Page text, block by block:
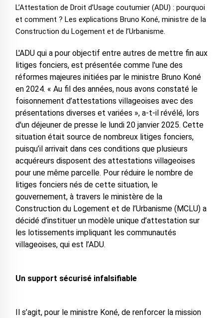
L’Attestation de Droit d’Usage coutumier (ADU) : pourquoi
et comment ? Les explications Bruno Koné, ministre de la
Construction du Logement et de l’Urbanisme.
L'ADU qui a pour objectif entre autres de mettre fin aux
litiges fonciers, est présentée comme l'une des
réformes majeures initiées par le ministre Bruno Koné
en 2024. « Au fil des années, nous avons constaté le
foisonnement d’attestations villageoises avec des
présentations diverses et variées », a-t-il révélé, lors
d'un déjeuner de presse le lundi 20 janvier 2025. Cette
situation était source de nombreux litiges fonciers,
puisqu’il arrivait dans ces conditions que plusieurs
acquéreurs disposent des attestations villageoises
pour une même parcelle. Pour réduire le nombre de
litiges fonciers nés de cette situation, le
gouvernement, à travers le ministère de la
Construction du Logement et de l’Urbanisme (MCLU) a
décidé d’instituer un modèle unique d’attestation sur
les lotissements impliquant les communautés
villageoises, qui est l’ADU.
Un support sécurisé infalsifiable
Il s’agit, pour le ministre Koné, de renforcer la mission